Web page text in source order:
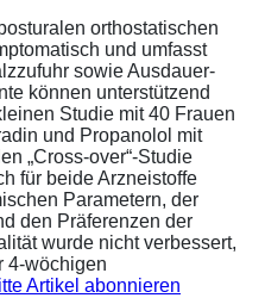
orthostatischen
und umfasst
sowie Ausdauer-
können unterstützend
Studie mit 40 Frauen
und Propanolol mit
„Cross-over“-Studie
für beide Arzneistoffe
Parametern, der
den Präferenzen der
wurde nicht verbessert,
4-wöchigen
Artikel abonnieren